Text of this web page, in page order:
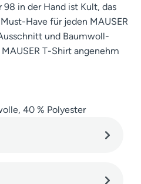
in der Hand ist Kult, das
Have für jeden MAUSER
und Baumwoll-
T-Shirt angenehm
40 % Polyester